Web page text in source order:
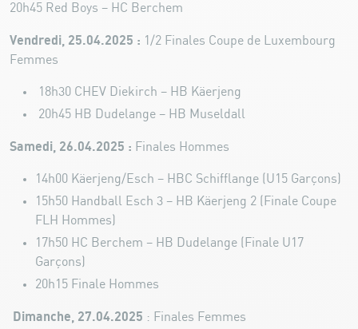
20h45 Red Boys – HC Berchem
Vendredi, 25.04.2025 : 1/2 Finales Coupe de Luxembourg
Femmes
18h30 CHEV Diekirch – HB Käerjeng
20h45 HB Dudelange – HB Museldall
Samedi, 26.04.2025 : Finales Hommes
14h00 Käerjeng/Esch – HBC Schifflange (U15 Garçons)
15h50 Handball Esch 3 – HB Käerjeng 2 (Finale Coupe
FLH Hommes)
17h50 HC Berchem – HB Dudelange (Finale U17
Garçons)
20h15 Finale Hommes
Dimanche, 27.04.2025 : Finales Femmes